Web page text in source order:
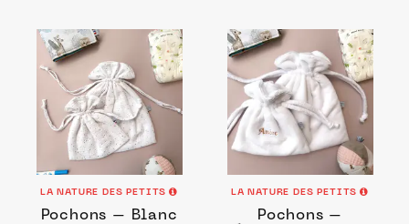
LA NATURE DES PETITS
Pochons – Blanc
LA NATURE DES PETITS
Pochons –